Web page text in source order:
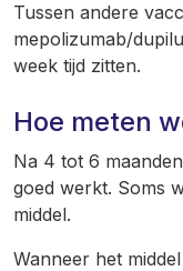
Tussen andere
mepolizumab/
week tijd zitten.
Hoe meten
Na 4 tot 6
goed werkt. Soms
middel.
Wanneer het